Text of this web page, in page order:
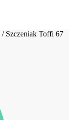
/ Szczeniak Toffi 67